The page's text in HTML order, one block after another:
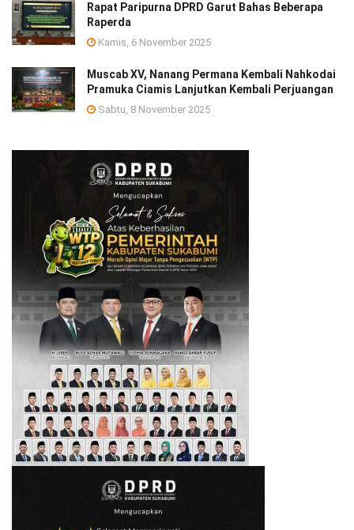
Rapat Paripurna DPRD Garut Bahas Beberapa
Raperda
Kamis, 6 November 2025
Muscab XV, Nanang Permana Kembali Nahkodai
Pramuka Ciamis Lanjutkan Kembali Perjuangan
Sabtu, 8 November 2025